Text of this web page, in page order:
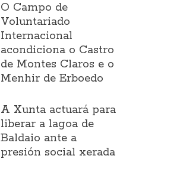
O Campo de
Voluntariado
Internacional
acondiciona o Castro
de Montes Claros e o
Menhir de Erboedo
A Xunta actuará para
liberar a lagoa de
Baldaio ante a
presión social xerada